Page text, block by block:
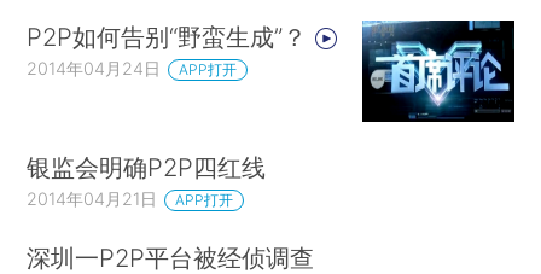
P2P如何告别“野蛮生成”？
2014年04月24日 APP打开
银监会明确P2P四红线
2014年04月21日 APP打开
深圳一P2P平台被经侦调查